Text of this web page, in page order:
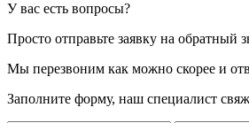
У вас есть вопросы?
Просто отправьте заявку на обратный
Мы перезвоним как можно скорее и
Заполните форму, наш специалист